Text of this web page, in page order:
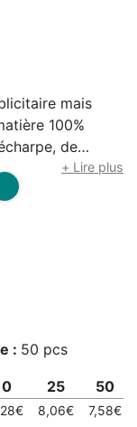
mais
100%
de
nombreux
et /
en coton.
+ Lire plus
: 50 pcs
25
50
8,06€ 7,58€